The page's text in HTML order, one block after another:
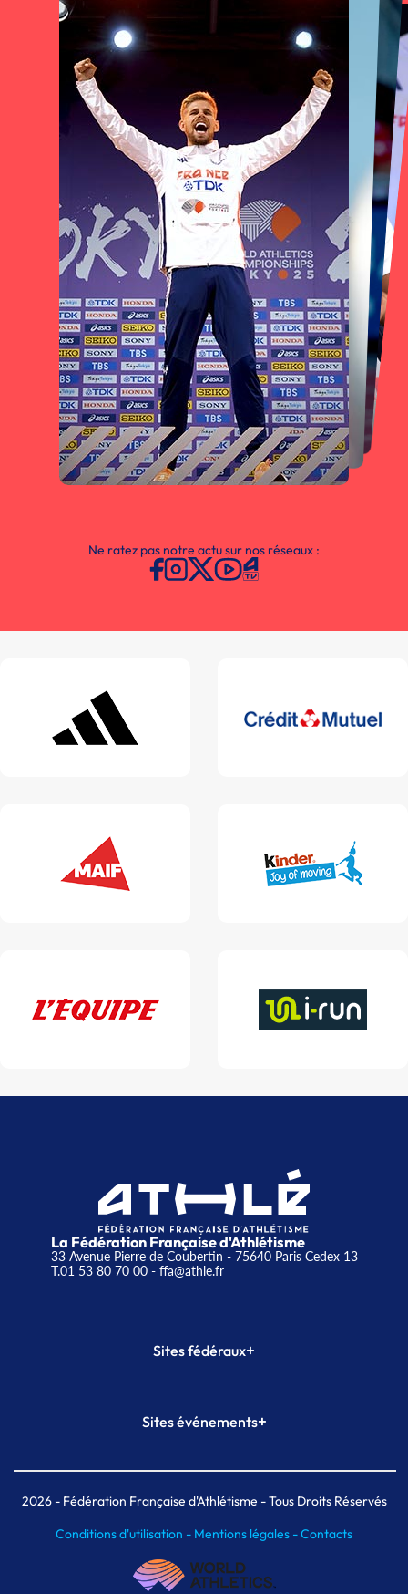
Ne ratez pas notre actu sur nos réseaux :
La Fédération Française d'Athlétisme
33 Avenue Pierre de Coubertin - 75640 Paris Cedex 13
T.01 53 80 70 00- ffa@athle.fr
Sites fédéraux+
Plateforme Formation
Sites événements+
Meeting de Paris indoor
MAIF Ekiden de Paris
2026- Fédération Française d'Athlétisme - Tous Droits Réservés
Conditions d'utilisation - Mentions légales -Contacts